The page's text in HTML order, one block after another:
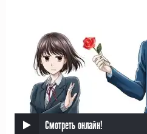
Смотреть онлайн!